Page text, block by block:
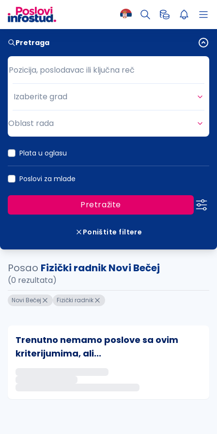
Pretraga
Pozicija, poslodavac ili ključna reč
Pozicija, poslodavac ili ključna reč
Grad
Izaberite grad
Oblast rada
Plata u oglasu
Poslovi za mlade
Pretražite
Poništite filtere
Posao Fizički radnik Novi Bečej
(0 rezultata)
Novi Bečej Fizički radnik
Trenutno nemamo poslove sa ovim
kriterijumima, ali...